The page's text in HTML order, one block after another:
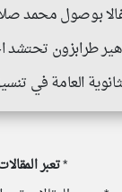
بوصول محمد
طرابزون تحتشد
العامة في تنسيق
*تعبر